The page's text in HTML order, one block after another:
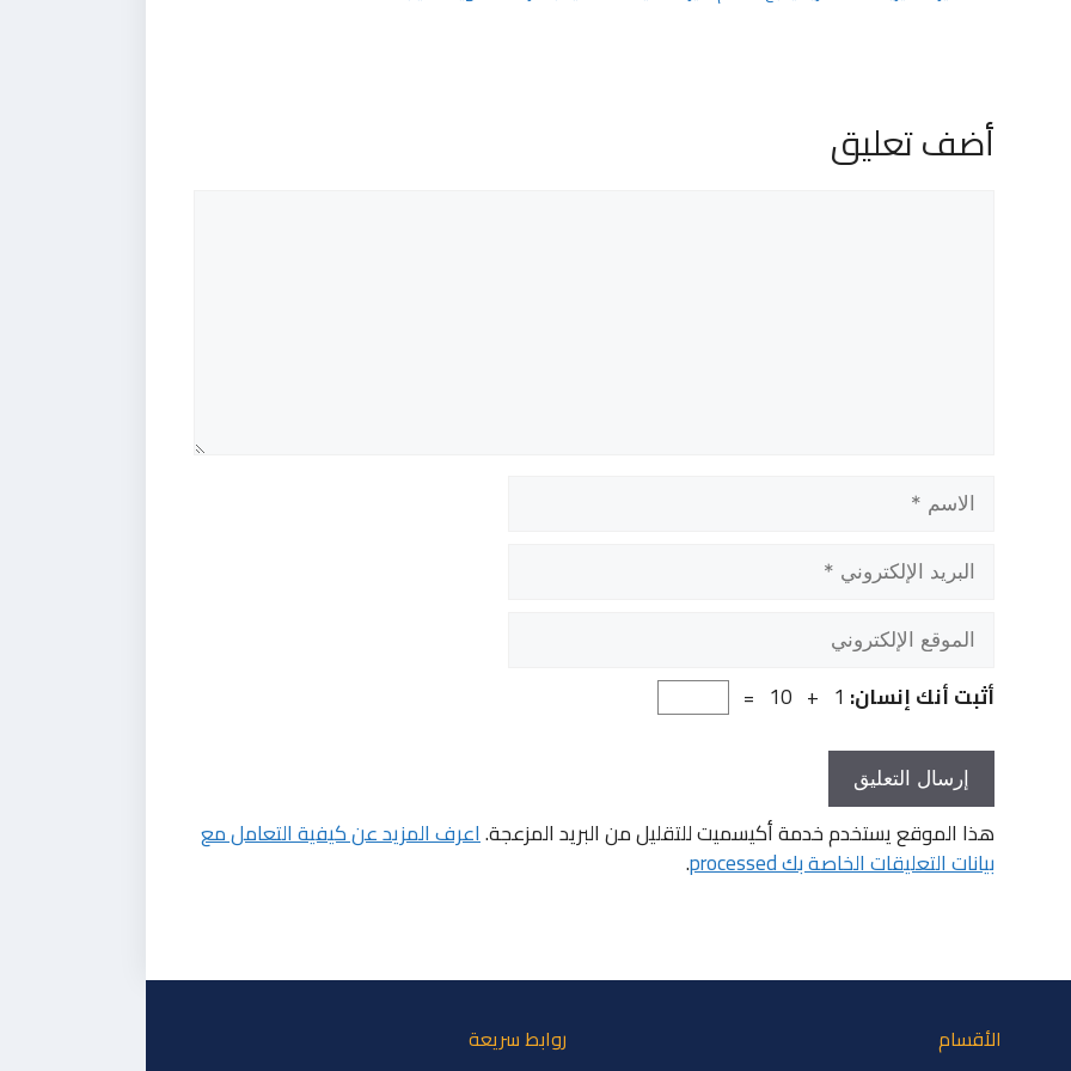
أضف تعليق
الاسم
البريد
الإلكتروني
الموقع
الإلكتروني
أثبت أنك إنسان: 1 + 10 =
هذا الموقع يستخدم خدمة أكيسميت للتقليل من البريد المزعجة.اعرف المزيد عن كيفية التعامل مع
بيانات التعليقات الخاصة بك processed .
الأقسام روابط سريعة